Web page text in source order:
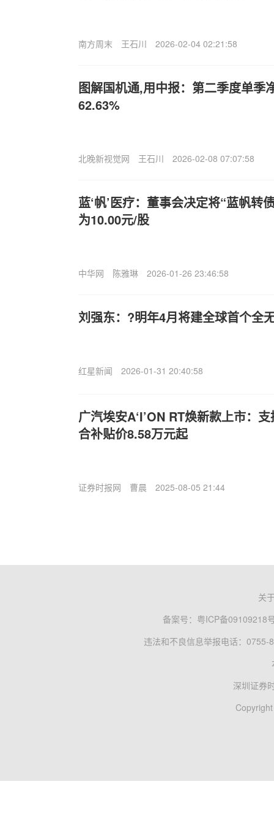
南方周末 王石川 2026-02-04 02:21:58
图解国机通,用中报：第二季度单季
62.63%
北晚新视觉网 王石川 2026-02-08 07:07:58
蓝‘帆’医疗：董事会决定将“蓝帆转
为10.00元/股
中华网 陈雅琳 2026-01-26 23:46:58
刘强东：?明年4月将建全球首个全
红星新闻 2026-01-31 20:40:58
广汽埃安A‘I’ON RT焕新款上市：
合补贴价8.58万元起
证券时报网 曹晨 2025-08-05 21:44
关
备案号： 粤ICP备09109218
违法和不良信息举报电话：0755-
深圳证券